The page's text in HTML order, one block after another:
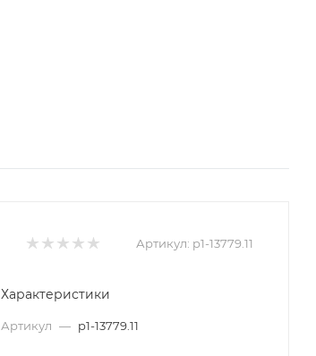
Артикул: p1-13779.11
Характеристики
Артикул — p1-13779.11